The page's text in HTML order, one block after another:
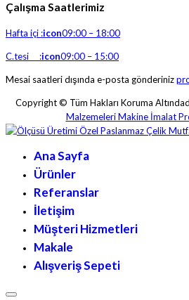
Çalışma Saatlerimiz
Hafta içi :icon09:00 – 18:00
C.tesi :icon09:00 – 15:00
Mesai saatleri dışında e-posta gönderiniz
Copyright © Tüm Hakları Koruma
Malzemeleri Makine İmalat
Ana Sayfa
Ürünler
Referanslar
İletişim
Müşteri Hizmetleri
Makale
Alışveriş Sepeti